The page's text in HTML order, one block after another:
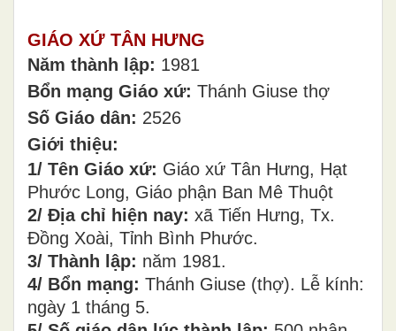
GIÁO XỨ TÂN HƯNG
Năm thành lập: 1981
Bổn mạng Giáo xứ: Thánh Giuse thợ
Số Giáo dân: 2526
Giới thiệu:
1/ Tên Giáo xứ: Giáo xứ Tân Hưng, Hạt
Phước Long, Giáo phận Ban Mê Thuột
2/ Địa chỉ hiện nay: xã Tiến Hưng, Tx.
Đồng Xoài, Tỉnh Bình Phước.
3/ Thành lập: năm 1981.
4/ Bổn mạng: Thánh Giuse (thợ). Lễ kính:
ngày 1 tháng 5.